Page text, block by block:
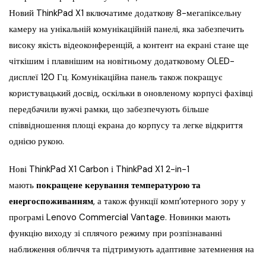
Новий ThinkPad X1 включатиме додаткову 8-мегапіксельну
камеру на унікальній комунікаційній панелі, яка забезпечить
високу якість відеоконференцій, а контент на екрані стане ще
чіткішим і плавнішим на новітньому додатковому OLED-
дисплеї 120 Гц. Комунікаційна панель також покращує
користувацький досвід, оскільки в оновленому корпусі фахівці
передбачили вужчі рамки, що забезпечують більше
співвідношення площі екрана до корпусу та легке відкриття
однією рукою.
Нові ThinkPad X1 Carbon і ThinkPad X1 2-in-1
мають покращене керування температурою та
енергоспоживанням, а також функції комп’ютерного зору у
програмі Lenovo Commercial Vantage. Новинки мають
функцію виходу зі сплячого режиму при розпізнаванні
наближення обличчя та підтримують адаптивне затемнення на